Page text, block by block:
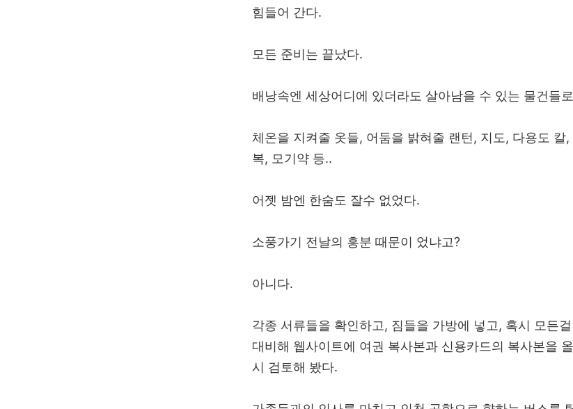
힘들어 간다.
모든 준비는 끝났다.
배낭속엔 세상어디에 있더라도 살아남을 수 있는 물건들
체온을 지켜줄 옷들, 어둠을 밝혀줄 랜턴, 지도, 다용도 칼
복, 모기약 등..
어젯 밤엔 한숨도 잘수 없었다.
소풍가기 전날의 흥분 때문이 었냐고?
아니다.
각종 서류들을 확인하고, 짐들을 가방에 넣고, 혹시 모든
대비해 웹사이트에 여권 복사본과 신용카드의 복사본을
시 검토해 봤다.